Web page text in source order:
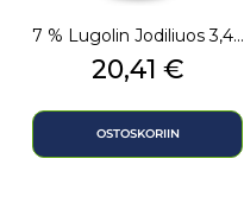
7 % Lugolin Jodiliuos 3,4...
Hinta
20,41 €
OSTOSKORIIN